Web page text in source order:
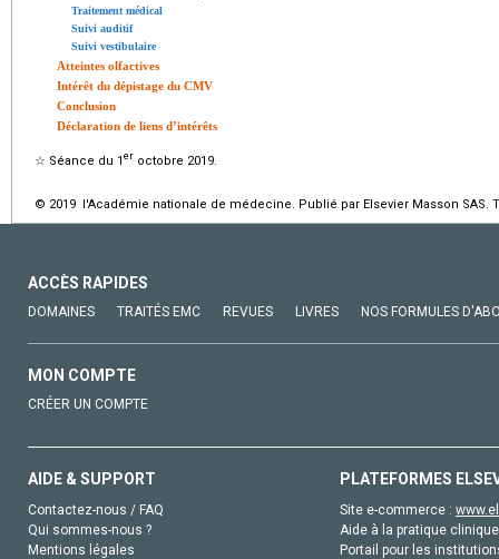
Traitement médical
Suivi auditif
Suivi vestibulaire
Atteintes olfactives
Intérêt du dépistage du CMV
Conclusion
Déclaration de liens d’intérêts
☆ Séance du 1 er octobre 2019.
© 2019 l'Académie nationale de médecine. Publié par Elsevier Masson SAS.
ACCÈS RAPIDES
DOMAINES TRAITÉS EMC REVUES LIVRES NOS FORMULES
MON COMPTE
CRÉER UN COMPTE
AIDE & SUPPORT
Contactez-nous / FAQ
Qui sommes-nous ?
Mentions légales
PLATEFORMES
Site e-commerce :
Aide à la pratique
Portail pour les